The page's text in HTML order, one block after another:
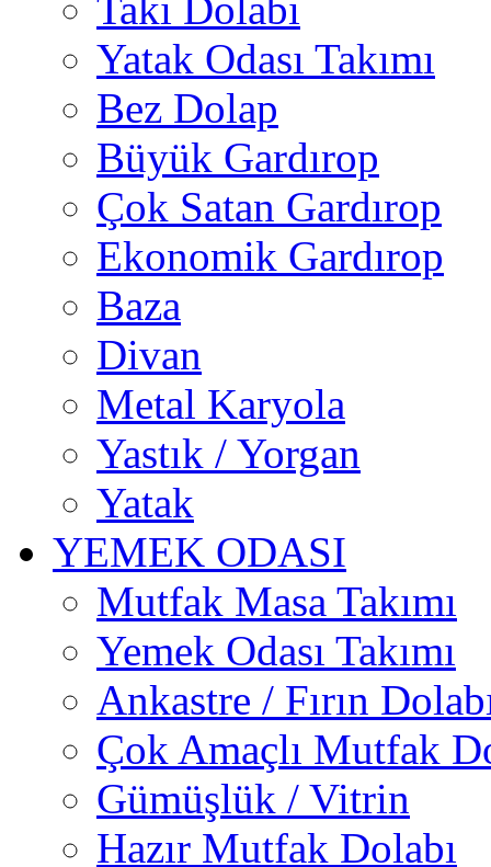
Yatak Odası Takımı
Bez Dolap
Büyük Gardırop
Çok Satan Gardırop
Ekonomik Gardırop
Baza
Divan
Metal Karyola
Yastık / Yorgan
Yatak
YEMEK ODASI
Mutfak Masa Takımı
Yemek Odası Takımı
Ankastre / Fırın
Çok Amaçlı Mutfak
Gümüşlük / Vitrin
Hazır Mutfak Dolabı